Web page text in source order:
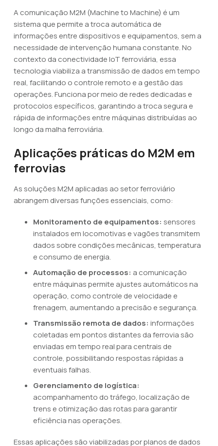
A comunicação M2M (Machine to Machine) é um
sistema que permite a troca automática de
informações entre dispositivos e equipamentos, sem a
necessidade de intervenção humana constante. No
contexto da conectividade IoT ferroviária, essa
tecnologia viabiliza a transmissão de dados em tempo
real, facilitando o controle remoto e a gestão das
operações. Funciona por meio de redes dedicadas e
protocolos específicos, garantindo a troca segura e
rápida de informações entre máquinas distribuídas ao
longo da malha ferroviária.
Aplicações práticas do M2M em
ferrovias
As soluções M2M aplicadas ao setor ferroviário
abrangem diversas funções essenciais, como:
Monitoramento de equipamentos: sensores
instalados em locomotivas e vagões transmitem
dados sobre condições mecânicas, temperatura
e consumo de energia.
Automação de processos: a comunicação
entre máquinas permite ajustes automáticos na
operação, como controle de velocidade e
frenagem, aumentando a precisão e segurança.
Transmissão remota de dados: informações
coletadas em pontos distantes da ferrovia são
enviadas em tempo real para centrais de
controle, possibilitando respostas rápidas a
eventuais falhas.
Gerenciamento de logística:
acompanhamento do tráfego, localização de
trens e otimização das rotas para garantir
eficiência nas operações.
Essas aplicações são viabilizadas por planos de dados